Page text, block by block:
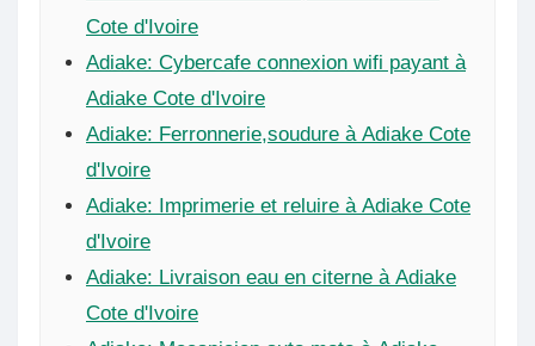
Cote d'Ivoire
Adiake: Cybercafe connexion wifi payant à
Adiake Cote d'Ivoire
Adiake: Ferronnerie,soudure à Adiake Cote
d'Ivoire
Adiake: Imprimerie et reluire à Adiake Cote
d'Ivoire
Adiake: Livraison eau en citerne à Adiake
Cote d'Ivoire